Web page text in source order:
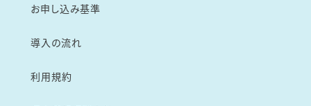
お申し込み基準
導入の流れ
利用規約